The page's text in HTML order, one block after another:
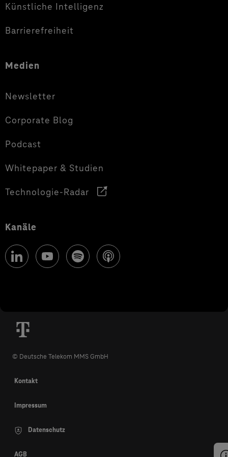
Künstliche Intelligenz
Barrierefreiheit
Medien
Newsletter
Corporate Blog
Podcast
Whitepaper & Studien
Technologie-Radar
Kanäle
© Deutsche Telekom MMS GmbH
Kontakt
Impressum
Datenschutz
AGB